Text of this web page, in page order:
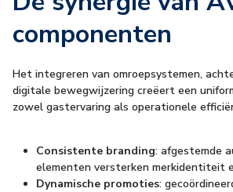
componenten
Het integreren van omroepsystemen,
digitale bewegwijzering creëert een
zowel gastervaring als operationele
Consistente branding: afgestemde
elementen versterken merkidentiteit
Dynamische promoties: